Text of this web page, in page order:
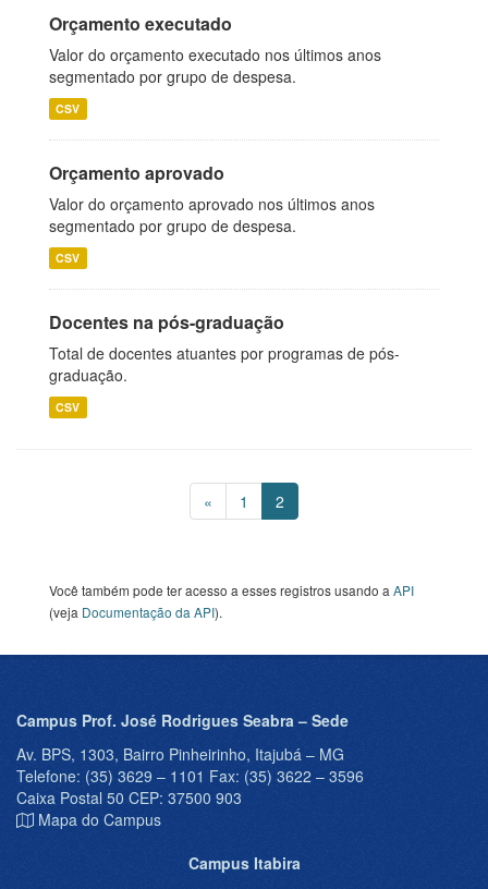
Orçamento executado
Valor do orçamento executado nos últimos anos
segmentado por grupo de despesa.
CSV
Orçamento aprovado
Valor do orçamento aprovado nos últimos anos
segmentado por grupo de despesa.
CSV
Docentes na pós-graduação
Total de docentes atuantes por programas de pós-
graduação.
CSV
« 1 2
Você também pode ter acesso a esses registros usando a API
(veja Documentação da API).
Campus Prof. José Rodrigues Seabra – Sede
Av. BPS, 1303, Bairro Pinheirinho, Itajubá – MG
Telefone: (35) 3629 – 1101 Fax: (35) 3622 – 3596
Caixa Postal 50 CEP: 37500 903
Mapa do Campus
Campus Itabira